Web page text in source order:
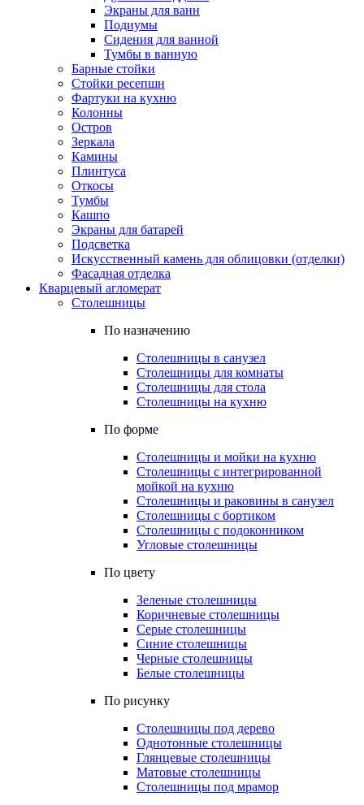
Экраны для ванн
Подиумы
Сидения для ванной
Тумбы в ванную
Барные стойки
Стойки ресепшн
Фартуки на кухню
Колонны
Остров
Зеркала
Камины
Плинтуса
Откосы
Тумбы
Кашпо
Экраны для батарей
Подсветка
Искусственный камень для облицовки (отделки)
Фасадная отделка
Кварцевый агломерат
Столешницы
По назначению
Столешницы в санузел
Столешницы для комнаты
Столешницы для стола
Столешницы на кухню
По форме
Столешницы и мойки на кухню
Столешницы с интегрированной
мойкой на кухню
Столешницы и раковины в санузел
Столешницы с бортиком
Столешницы с подоконником
Угловые столешницы
По цвету
Зеленые столешницы
Коричневые столешницы
Серые столешницы
Синие столешницы
Черные столешницы
Белые столешницы
По рисунку
Столешницы под дерево
Однотонные столешницы
Глянцевые столешницы
Матовые столешницы
Столешницы под мрамор